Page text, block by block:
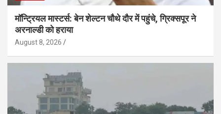
मॉन्ट्रियल मास्टर्स: बेन शेल्टन चौथे दौर में पहुंचे, ग्रिक्सपूर ने
अरनाल्डी को हराया
August 8, 2026